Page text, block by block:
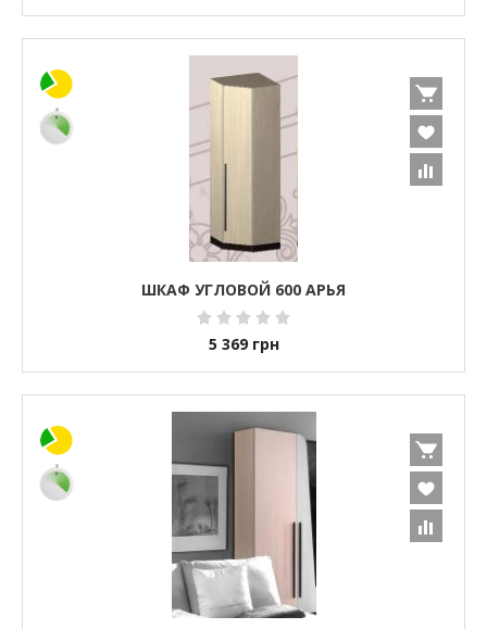
ШКАФ УГЛОВОЙ 600 АРЬЯ
5 369 грн